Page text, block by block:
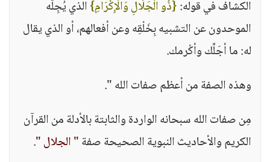
الكشاف في قوله:{ذُو الْجَلَالِ وَالْإِكْرَامِ}الذي يُجِلَّه
الموحدون عن التشبيه بِخَلْقِه وعن أفعالهم، أو الذي يقال
له: ما أجَلَّك وأكْرمك.
وهذه الصفة من أعظم صفات الله ".
مِن صفات الله سبحانه الواردة والثابتة بالأدلة من القرآن
الكريم والأحاديث النبوية الصحيحة صفة" الجلال ".